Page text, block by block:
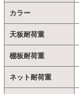
カラー
天板耐荷重
棚板耐荷重
ネット耐荷重